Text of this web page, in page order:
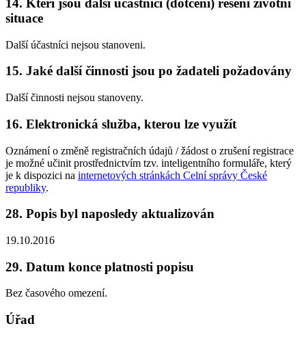
14. Kteří jsou další účastníci (dotčení) řešení životní
situace
Další účastníci nejsou stanoveni.
15. Jaké další činnosti jsou po žadateli požadovány
Další činnosti nejsou stanoveny.
16. Elektronická služba, kterou lze využít
Oznámení o změně registračních údajů / žádost o zrušení registrace
je možné učinit prostřednictvím tzv. inteligentního formuláře, který
je k dispozici na internetových stránkách Celní správy České
republiky.
28. Popis byl naposledy aktualizován
19.10.2016
29. Datum konce platnosti popisu
Bez časového omezení.
Úřad